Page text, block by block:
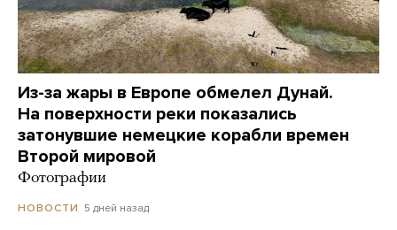
Из-за жары в Европе обмелел Дунай.
На поверхности реки показались
затонувшие немецкие корабли времен
Второй мировой
Фотографии
НОВОСТИ 5 дней назад